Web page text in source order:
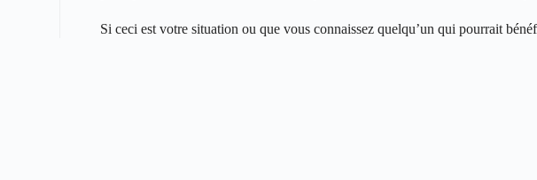
Si ceci est votre situation ou que vous connaissez quelqu’un qui pourrait